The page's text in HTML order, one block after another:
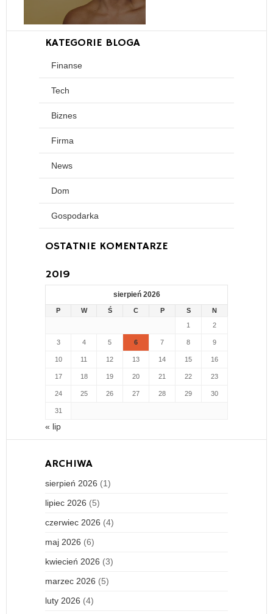
KATEGORIE BLOGA
Finanse
Tech
Biznes
Firma
News
Dom
Gospodarka
OSTATNIE KOMENTARZE
2019
sierpień 2026
P W Ś C P S
N
1
2
3 4 5 6 7 8 9
10 11 12 13 14 15 16
17 18 19 20 21 22 23
24 25 26 27 28 29 30
31
« lip
ARCHIWA
sierpień 2026 (1)
lipiec 2026 (5)
czerwiec 2026 (4)
maj 2026 (6)
kwiecień 2026 (3)
marzec 2026 (5)
luty 2026 (4)